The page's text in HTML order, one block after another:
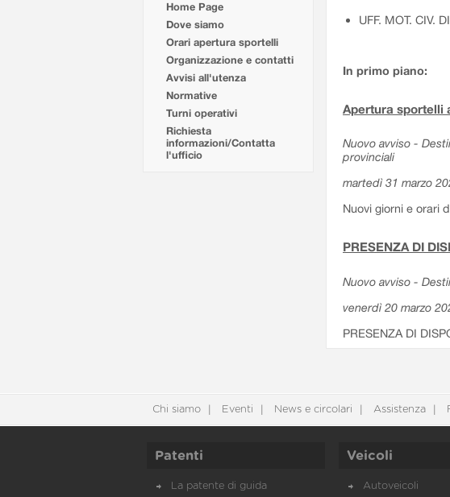
Home Page
Dove siamo
Orari apertura sportelli
Organizzazione e contatti
Avvisi all'utenza
Normative
Turni operativi
Richiesta
informazioni/Contatta
l'ufficio
UFF. MOT. CIV.
In primo piano:
Apertura sportelli
Nuovo avviso -
provinciali
martedì 31 marzo
Nuovi giorni e orari
PRESENZA DI
Nuovo avviso -
venerdì 20 marzo
PRESENZA DI
Chi siamo Eventi News e circolari Assistenza
Patenti
La patente di guida
Veicoli
Autoveicoli